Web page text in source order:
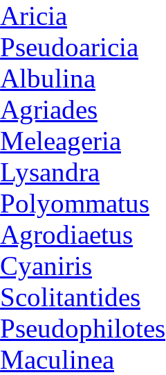
Aricia
Pseudoaricia
Albulina
Agriades
Meleageria
Lysandra
Polyommatus
Agrodiaetus
Cyaniris
Scolitantides
Pseudophilotes
Maculinea